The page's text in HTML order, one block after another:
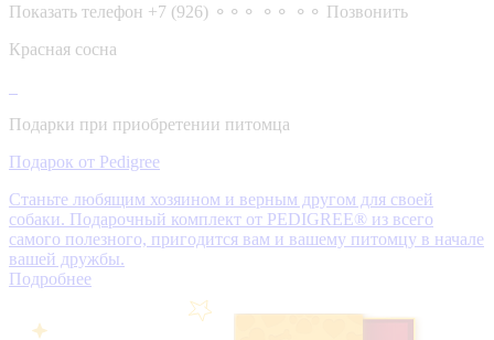
Показать телефон +7 (926) ⚬⚬⚬ ⚬⚬ ⚬⚬ Позвонить
Красная сосна
Подарки при приобретении питомца
Подарок от Pedigree
Станьте любящим хозяином и верным другом для своей
собаки. Подарочный комплект от PEDIGREE® из всего
самого полезного, пригодится вам и вашему питомцу в начале
вашей дружбы.
Подробнее